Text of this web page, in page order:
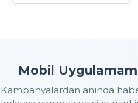
Mobil
Kampanyalardan anında